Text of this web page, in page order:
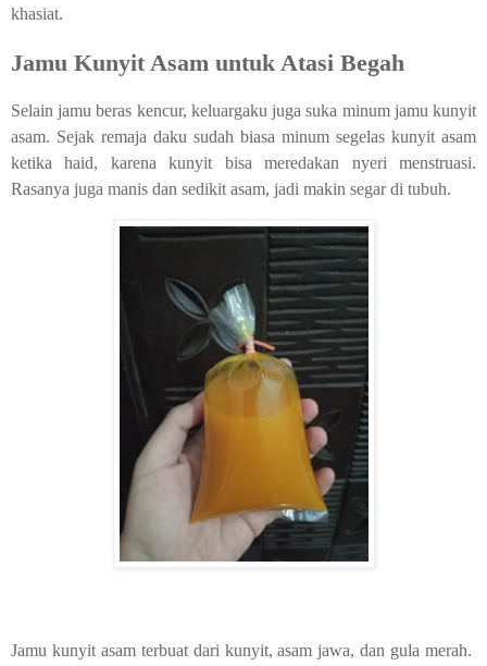
khasiat.
Jamu Kunyit Asam untuk Atasi Begah
Selain jamu beras kencur, keluargaku juga suka minum jamu kunyit
asam. Sejak remaja daku sudah biasa minum segelas kunyit asam
ketika haid, karena kunyit bisa meredakan nyeri menstruasi.
Rasanya juga manis dan sedikit asam, jadi makin segar di tubuh.
Jamu kunyit asam terbuat dari kunyit, asam jawa, dan gula merah.